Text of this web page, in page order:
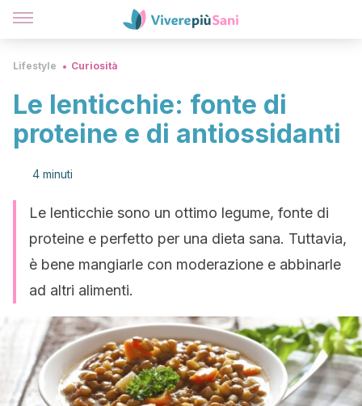
Lifestyle Curiosità
Le lenticchie: fonte di
proteine e di antiossidanti
4 minuti
Le lenticchie sono un ottimo legume, fonte di
proteine e perfetto per una dieta sana. Tuttavia,
è bene mangiarle con moderazione e abbinarle
ad altri alimenti.